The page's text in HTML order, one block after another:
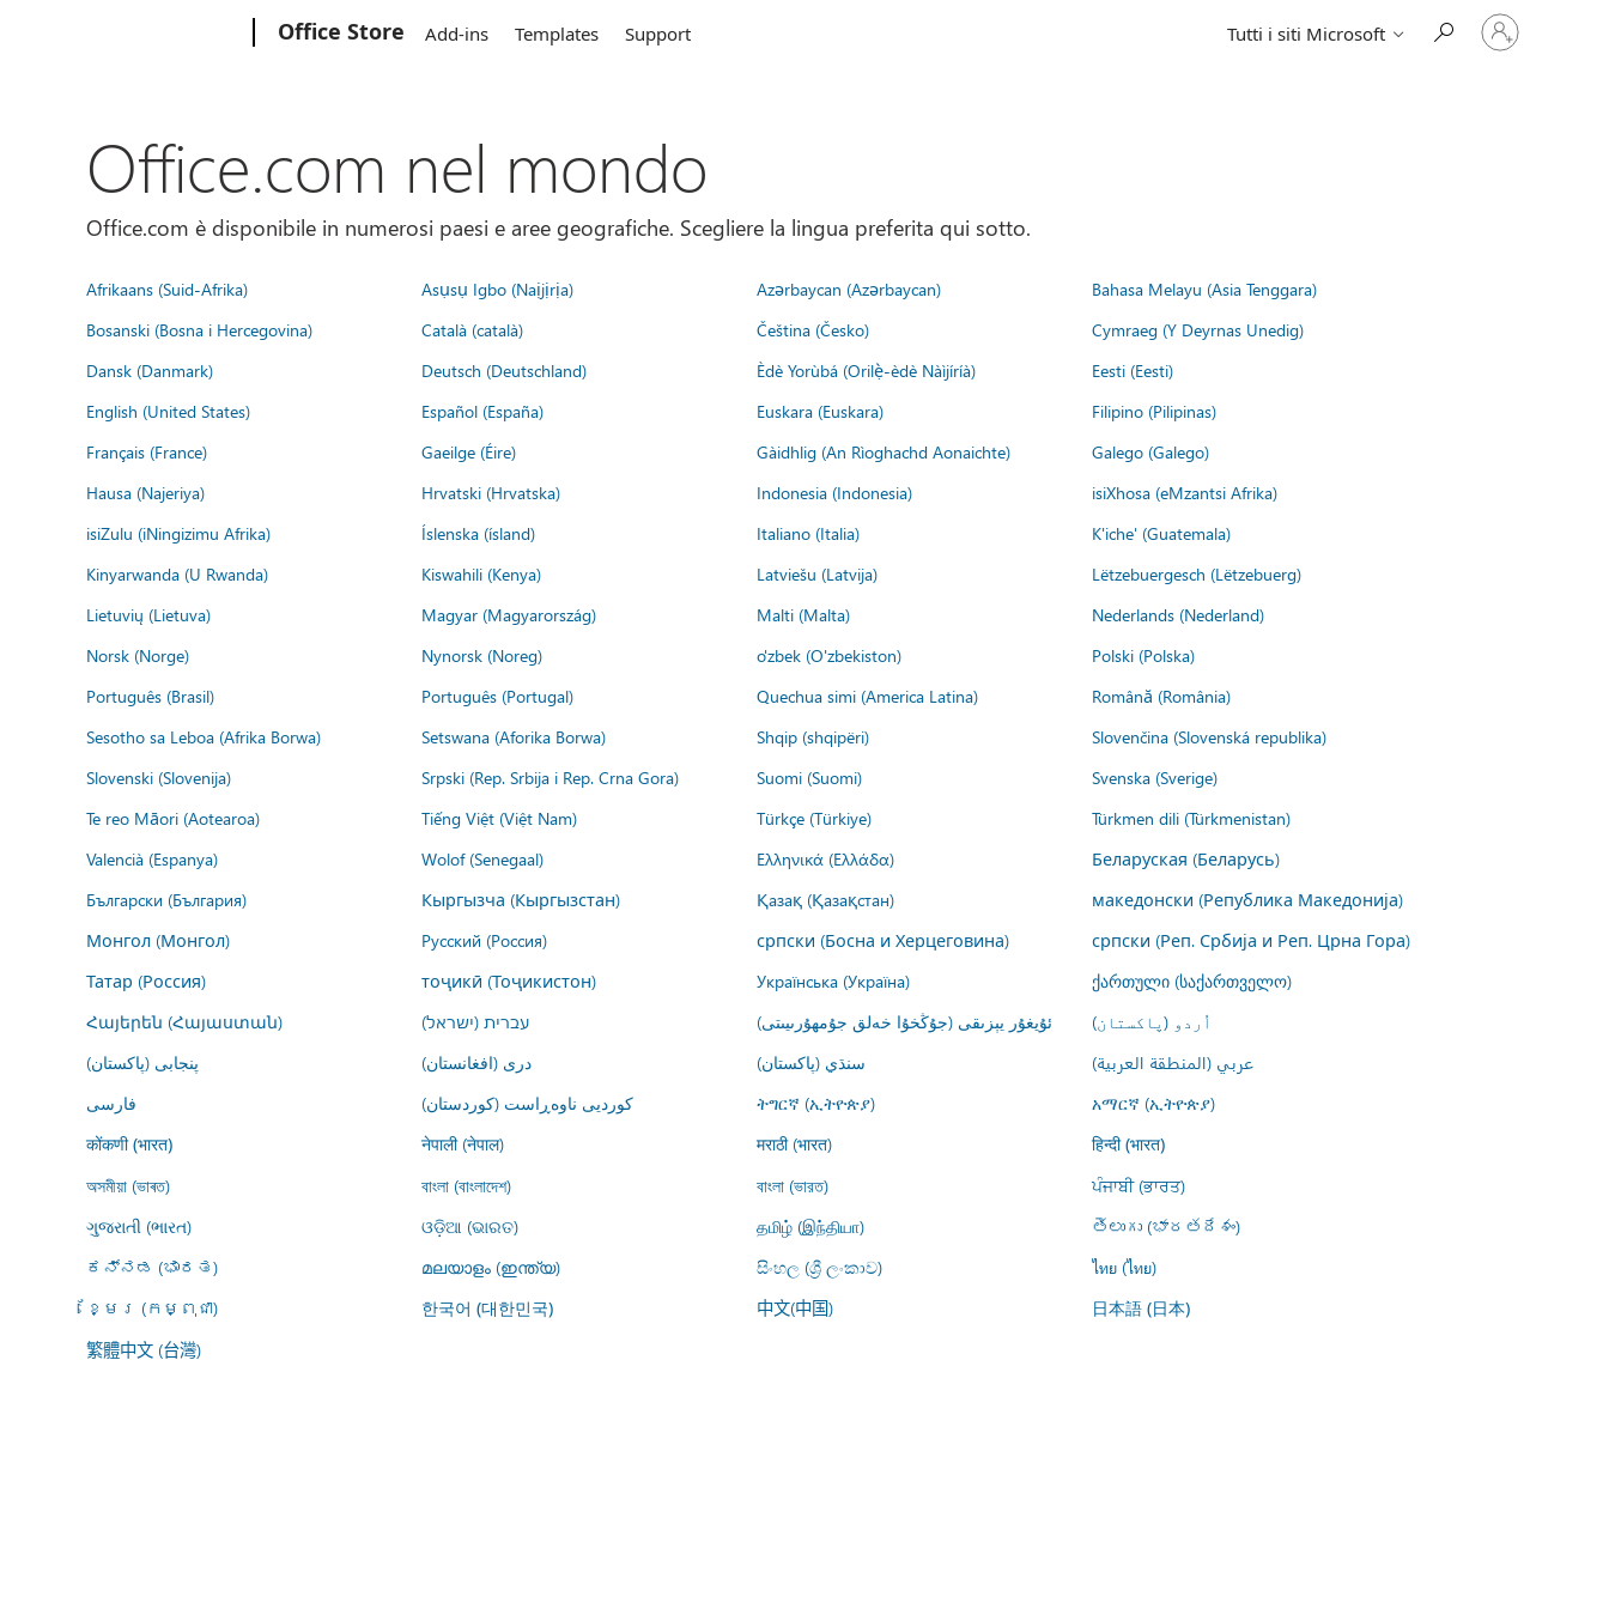
Office Store Add-ins Templates Support Tutti i siti Microsoft
Accedi
con
Office.com nel mondo
Office.com è disponibile in numerosi paesi e aree geografiche. Scegliere la lingua preferita qui sotto.
Afrikaans (Suid-Afrika) Asụsụ Igbo (Naịjịrịa) Azərbaycan (Azərbaycan)
Bahasa Melayu (Asia Tenggara)
Bosanski (Bosna i Hercegovina)
Català (català) Čeština (Česko)
Cymraeg (Y Deyrnas Unedig)
Dansk (Danmark)
Deutsch (Deutschland) Èdè Yorùbá (Orilẹ̀-èdè Nàìjíríà)
Eesti (Eesti)
English (United States)
Español (España) Euskara (Euskara)
Filipino (Pilipinas)
Français (France)
Gaeilge (Éire) Gàidhlig (An Rìoghachd Aonaichte)
Galego (Galego)
Hausa (Najeriya)
Hrvatski (Hrvatska) Indonesia (Indonesia)
isiXhosa (eMzantsi Afrika)
isiZulu (iNingizimu Afrika)
Íslenska (ísland) Italiano (Italia)
K'iche' (Guatemala)
Kinyarwanda (U Rwanda)
Kiswahili (Kenya) Latviešu (Latvija)
Lëtzebuergesch (Lëtzebuerg)
Lietuvių (Lietuva)
Magyar (Magyarország) Malti (Malta)
Nederlands (Nederland)
Norsk (Norge)
Nynorsk (Noreg) o'zbek (O'zbekiston)
Polski (Polska)
Português (Brasil)
Português (Portugal) Quechua simi (America Latina)
Română (România)
Sesotho sa Leboa (Afrika Borwa)
Setswana (Aforika Borwa) Shqip (shqipëri)
Slovenčina (Slovenská republika)
Slovenski (Slovenija)
Srpski (Rep. Srbija i Rep. Crna Gora) Suomi (Suomi)
Svenska (Sverige)
Te reo Māori (Aotearoa)
Tiếng Việt (Việt Nam) Türkçe (Türkiye)
Türkmen dili (Türkmenistan)
Valencià (Espanya)
Wolof (Senegaal) Ελληνικά (Ελλάδα)
Беларуская (Беларусь)
Български (България)
Кыргызча (Кыргызстан) Қазақ (Қазақстан)
македонски (Република Македонија)
Монгол (Монгол)
Русский (Россия) српски (Босна и Херцеговина)
српски (Реп. Србија и Реп. Црна Гора)
Татар (Россия)
тоҷикӣ (Тоҷикистон) Українська (Україна)
ქართული (საქართველო)
Հայերեն (Հայաստան)
עברית (ישראל) ئۇيغۇر يېزىقى (جۇڭخۇا خەلق جۇمھۇرىيىتى)
اُردو (پاکستان)
پنجابی (پاکستان)
درى (افغانستان) سنڌي (پاکستان)
عربي (المنطقة العربية)
فارسى
کوردیی ناوەڕاست (کوردستان) ትግርኛ (ኢትዮጵያ) አማርኛ (ኢትዮጵያ)
कोंकणी (भारत) नेपाली (नेपाल) मराठी (भारत) हिन्दी (भारत)
অসমীয়া (ভাৰত) বাংলা (বাংলাদেশ) বাংলা (ভারত)
ਪੰਜਾਬੀ (ਭਾਰਤ)
ગુજરાતી (ભારત)
ଓଡ଼ିଆ (ଭାରତ) தமிழ் (இந்தியா)
తెలుగు (భారతదేశం)
ಕನ್ನಡ (ಭಾರತ)
മലയാളം (ഇന്ത്യ) සිංහල (ශ්‍රී ලංකාව)
ไทย (ไทย)
ខ្មែរ (កម្ពុជា)
한국어 (대한민국) 中文(中国) 日本語 (日本)
繁體中文 (台灣)